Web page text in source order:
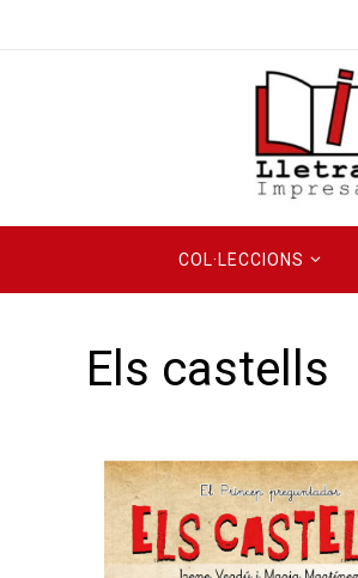
COL·LECCIONS
Els castells